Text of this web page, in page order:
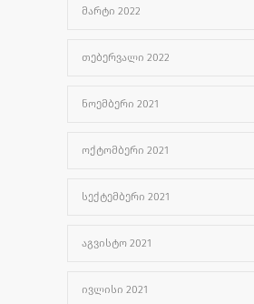
ᲛᲐᲠᲢᲘ 2022
ᲗᲔᲑᲔᲠᲕᲐᲚᲘ 2022
ᲜᲝᲔᲛᲑᲔᲠᲘ 2021
ᲝᲥᲢᲝᲛᲑᲔᲠᲘ 2021
ᲡᲔᲥᲢᲔᲛᲑᲔᲠᲘ 2021
ᲐᲒᲕᲘᲡᲢᲝ 2021
ᲘᲕᲚᲘᲡᲘ 2021